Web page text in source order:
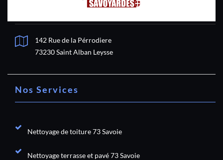
142 Rue de la Pérrodiere
73230 Saint Alban Leysse
Nos Services
Nettoyage de toiture 73 Savoie
Nettoyage terrasse et pavé 73 Savoie